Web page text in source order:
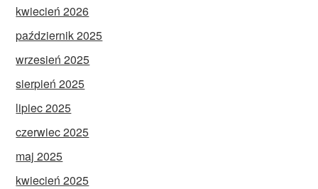
kwiecień 2026
październik 2025
wrzesień 2025
sierpień 2025
lipiec 2025
czerwiec 2025
maj 2025
kwiecień 2025